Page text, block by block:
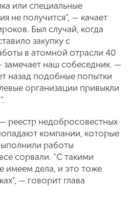
или специальные
не получится", — качает
Был случай, когда
закупку с
в атомной отрасли 40
замечает наш собеседник. —
назад подобные попытки
организации привыкли
реестр недобросовестных
компании, которые
работы
сорвали. "С такими
имеем дела, и это тоже
— говорит глава